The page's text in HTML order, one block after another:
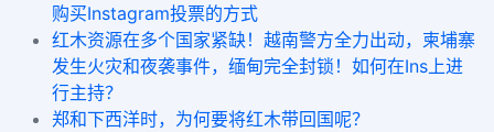
购买Instagram投票的方式
红木资源在多个国家紧缺！越南警方全力出动，柬埔寨
发生火灾和夜袭事件，缅甸完全封锁！如何在Ins上进
行主持？
郑和下西洋时，为何要将红木带回国呢？